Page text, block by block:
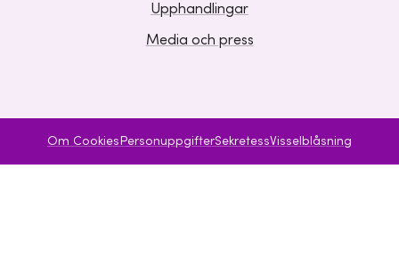
Upphandlingar
Media och press
Om Cookies PersonuppgifterSekretessVisselblåsning